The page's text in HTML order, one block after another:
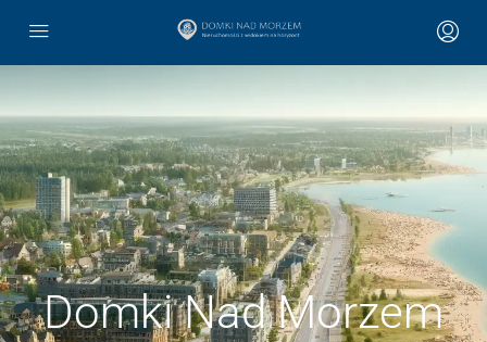
Domki Nad Morzem